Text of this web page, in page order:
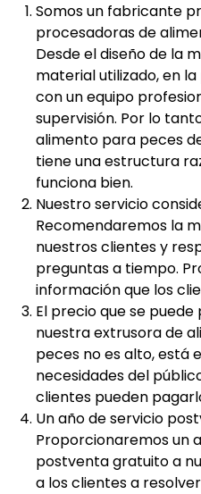
Somos un fabricante
procesadoras de
Desde el diseño de la
material utilizado, en
con un equipo
supervisión. Por lo
alimento para peces
tiene una estructura
funciona bien.
Nuestro servicio
Recomendaremos la
nuestros clientes y
preguntas a tiempo.
información que los
El precio que se
nuestra extrusora de
peces no es alto, está
necesidades del
clientes pueden
Un año de servicio
Proporcionaremos un
postventa gratuito a
a los clientes a